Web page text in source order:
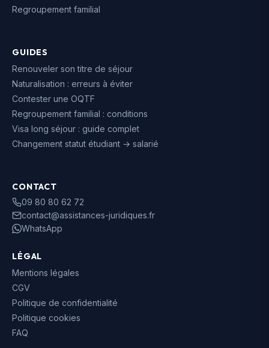
Regroupement familial
GUIDES
Renouveler son titre de séjour
Naturalisation : erreurs à éviter
Contester une OQTF
Regroupement familial : conditions
Visa long séjour : guide complet
Changement statut étudiant → salarié
CONTACT
09 80 80 62 72
contact@assistances-juridiques.fr
WhatsApp
LÉGAL
Mentions légales
CGV
Politique de confidentialité
Politique cookies
FAQ